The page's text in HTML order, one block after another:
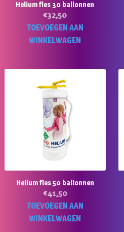
Helium fles 30 ballonnen
€32,50
TOEVOEGEN AAN
WINKELWAGEN
Helium fles 50 ballonnen
€41,50
TOEVOEGEN AAN
WINKELWAGEN